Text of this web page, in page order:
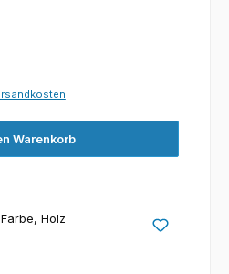
Warenkorb